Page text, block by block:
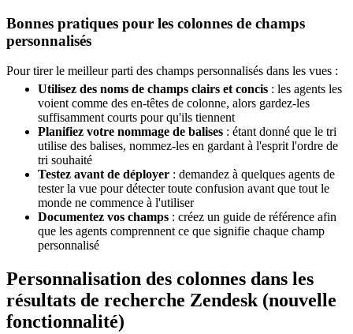
Bonnes pratiques pour les colonnes de champs
personnalisés
Pour tirer le meilleur parti des champs personnalisés dans les vues :
Utilisez des noms de champs clairs et concis : les agents les
voient comme des en-têtes de colonne, alors gardez-les
suffisamment courts pour qu'ils tiennent
Planifiez votre nommage de balises : étant donné que le tri
utilise des balises, nommez-les en gardant à l'esprit l'ordre de
tri souhaité
Testez avant de déployer : demandez à quelques agents de
tester la vue pour détecter toute confusion avant que tout le
monde ne commence à l'utiliser
Documentez vos champs : créez un guide de référence afin
que les agents comprennent ce que signifie chaque champ
personnalisé
Personnalisation des colonnes dans les
résultats de recherche Zendesk (nouvelle
fonctionnalité)